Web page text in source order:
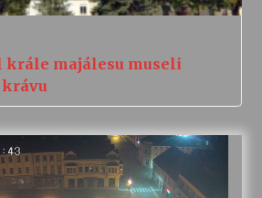
krále majálesu museli